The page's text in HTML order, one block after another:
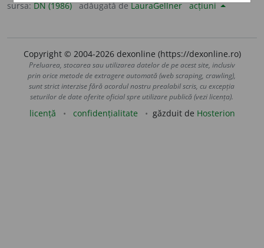
sursa:DN (1986) adăugată deLauraGellner acțiuni
Copyright © 2004-2026 dexonline (https://dexonline.ro)
Preluarea, stocarea sau utilizarea datelor de pe acest site, inclusiv
prin orice metode de extragere automată (web scraping, crawling),
sunt strict interzise fără acordul nostru prealabil scris, cu excepția
seturilor de date oferite oficial spre utilizare publică (vezi licența).
licență confidențialitate găzduit de Hosterion